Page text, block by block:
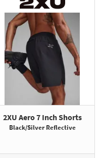
2XU Aero 7 Inch Shorts
Black/Silver Reflective